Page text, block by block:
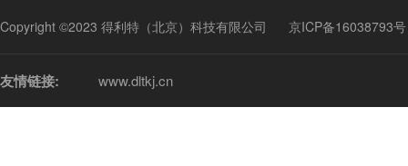
Copyright ©2023 得利特（北京）科技有限公司 京ICP备16038793号
友情链接: www.dltkj.cn